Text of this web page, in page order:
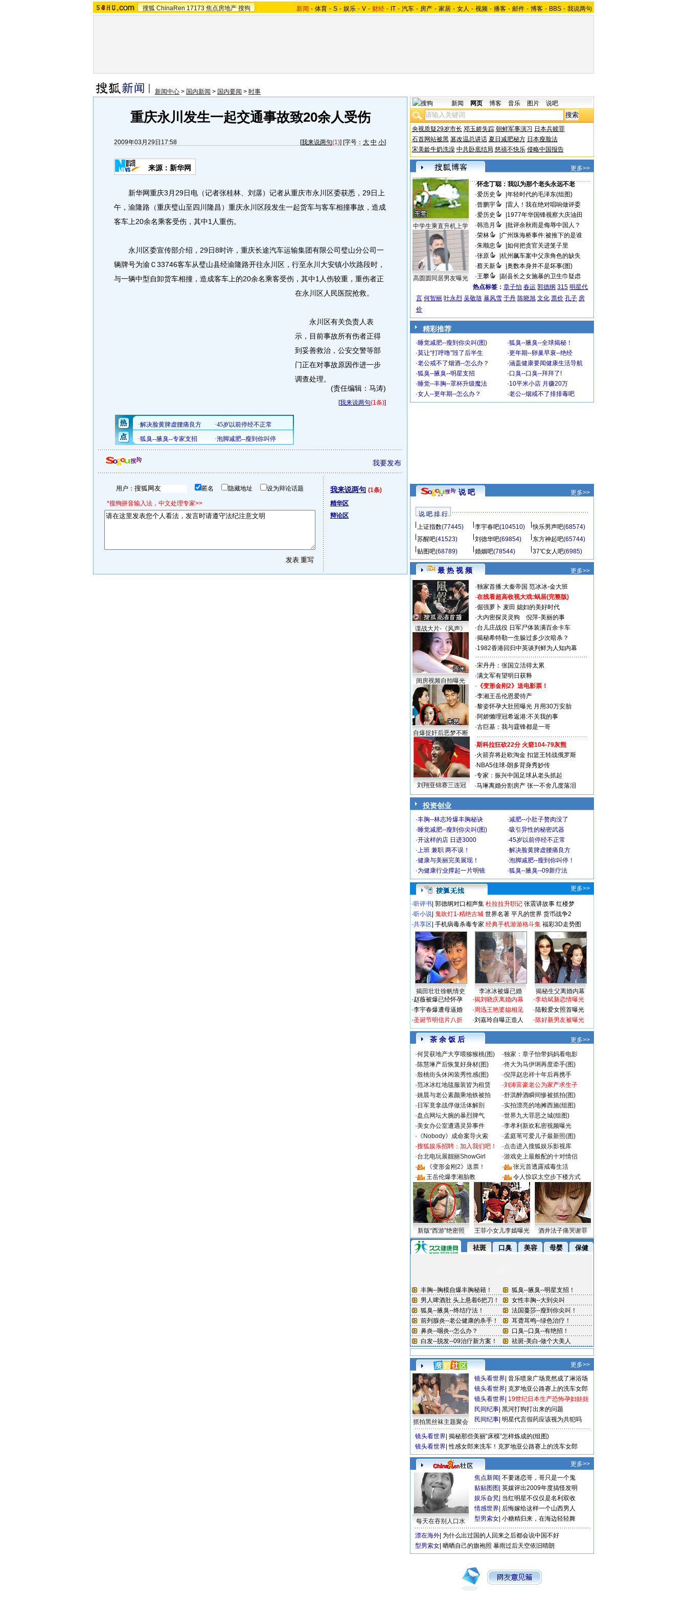
搜狐 ChinaRen 17173 焦点房地产 搜狗 新闻 - 体育 - S - 娱乐 - V - 财经 - IT - 汽车 - 房产 - 家居 - 女人 - 视频 - 播客 - 邮件 - 博客 - BBS - 我说两句
新闻中心 > 国内新闻 > 国内要闻 > 时事
重庆永川发生一起交通事故致20余人受伤
2009年03月29日17:58 [我来说两句(1)] [字号： 大 中 小]
来源：新华网
新华网重庆3月29日电（记者张桂林、刘潺）记者从重庆市永川区委获悉，29日上
午，渝隆路（重庆璧山至四川隆昌）重庆永川区段发生一起货车与客车相撞事故，造成
客车上20余名乘客受伤，其中1人重伤。
永川区委宣传部介绍，29日8时许，重庆长途汽车运输集团有限公司璧山分公司一
辆牌号为渝Ｃ33746客车从璧山县经渝隆路开往永川区，行至永川大安镇小坎路段时，
与一辆中型自卸货车相撞，造成客车上的20余名乘客受伤，其中1人伤较重，重伤者正
在永川区人民医院抢救。
永川区有关负责人表
示，目前事故所有伤者正得
到妥善救治，公安交警等部
门正在对事故原因作进一步
调查处理。
(责任编辑：马涛)
[我来说两句(1条)]
我要发布
用户： 匿名 隐藏地址 设为辩论话题
*搜狗拼音输入法，中文处理专家>>
我来说两句 (1条)
精华区
辩论区
新闻 网页 博客 音乐 图片 说吧
央视质疑29岁市长 邓玉娇失踪 朝鲜军事演习 日本兵赎罪
石首网站被黑 篡改温总讲话 夏日减肥秘方 日本瘦脸法
宋美龄牛奶洗澡 中共卧底结局 慈禧不快乐 侵略中国报告
更多>>
中学生乘直升机上学
高圆圆同居男友曝光
·怀念丁聪：我以为那个老头永远不老
·爱历史
年轻时代的毛泽东(组图)
·曾鹏宇
雷人！我在绝对唱响做评委
·爱历史
1977年华国锋视察大庆油田
·韩浩月
批评余秋雨是侮辱中国人？
·荣林
广州珠海桥事件:被推下的是谁
·朱顺忠
如何把贪官关进笼子里
·张原
杭州飙车案中父亲角色的缺失
·蔡天新
奥数本身并不是坏事(图)
·王攀
副县长之女施暴的卫生巾疑虑
热点标签： 章子怡 春运 郭德纲 315 明星代
言 何智丽 叶永烈 吴敬琏 暴风雪 于丹 陈晓旭 文化 票价 孔子 房
价
精彩推荐
·睡觉减肥--瘦到你尖叫(图) ·狐臭--腋臭--全球揭秘！
·莫让“打呼噜”毁了后半生 ·更年期--卵巢早衰--绝经
·老公戒不了烟酒--怎么办？ ·涵盖健康要闻健康生活导航
·狐臭--腋臭--明星支招 ·口臭--口臭--拜拜了!
·睡觉--丰胸--罩杯升级魔法 ·10平米小店 月赚20万
·女人--更年期--怎么办？ ·老公--烟戒不了排排毒吧
说 吧 更多>>
说 吧 排 行
上证指数(77445) 李宇春吧(104510) 快乐男声吧(68574)
苏醒吧(41523) 刘德华吧(69854) 东方神起吧(65744)
贴图吧(68789) 婚姻吧(78544) 37℃女人吧(6985)
最 热 视 频 更多>>
谍战大片-《风声》
闺房视频自拍曝光
自爆捉奸后恶梦不断
·独家首播:大秦帝国 范冰冰-金大班
·在线看超高收视大戏:蜗居(完整版)
·倔强萝卜 麦田 媳妇的美好时代
·大内密探灵灵狗
倪萍-美丽的事
·台儿庄战役 日军尸体装满百余卡车
·揭秘希特勒一生躲过多少次暗杀？
·1982香港回归中英谈判鲜为人知内幕
·宋丹丹：张国立活得太累
·满文军有望明日获释
· 《变形金刚2》送电影票！
·李湘王岳伦恩爱待产
·黎姿怀孕大肚照曝光 月用30万安胎
·阿娇懒理冠希返港:不关我的事
·古巨基：我与霆锋都是一哥
刘翔亚锦赛三连冠
·斯科拉狂砍22分 火箭104-79灰熊
·火箭弃将赴欧淘金 扣篮王转战俄罗斯
· NBA5佳球-朗多背身秀妙传
·专家：振兴中国足球从老头抓起
·马琳离婚分割房产 张一不舍几度落泪
投资创业
·丰胸--林志玲爆丰胸秘诀 ·减肥--小肚子赘肉没了
·睡觉减肥--瘦到你尖叫(图) ·吸引异性的秘密武器
·开这样的店 日进3000 ·45岁以前停经不正常
·上班 兼职 两不误！ ·解决脸黄脾虚腰痛良方
·健康与美丽完美展现！ ·泡脚减肥--瘦到你叫停！
·为健康行业撑起一片明镜 ·狐臭--腋臭--09新疗法
更多>>
·听评书 郭德纲对口相声集 杜拉拉升职记 张震讲故事 红楼梦
·听小说 鬼吹灯1-精绝古城 世界名著 平凡的世界 货币战争2
·共享区 手机病毒杀毒专家 经典手机游游格斗集 福彩3D走势图
揭田壮壮徐帆情史 李冰冰被爆已婚
揭秘生父离婚内幕
·赵薇被爆已经怀孕
·李宇春爆遭母逼婚
·圣诞节明信片八折
·揭刘晓庆离婚内幕
·周迅王艳婆媳相见
·刘嘉玲自曝正造人
·李幼斌新恋情曝光
·陆毅爱女照首曝光
·陈好新男友被曝光
茶 余 饭 后
更多>>
·何炅获地产大亨喂猕猴桃(图) ·独家：章子怡带妈妈看电影
·陈慧琳产后恢复好身材(图) ·佟大为马伊琍再度牵手(图)
·殷桃街头休闲装秀性感(图) ·倪萍赵忠祥十年后再携手
·范冰冰红地毯服装皆为租赁 ·刘涛富豪老公为家产求生子
·姚晨与老公素颜乘地铁被拍 ·舒淇醉酒瞬间惨被抓拍(图)
· 日军竟拿战俘做活体解剖 ·实拍漂亮的地摊西施(组图)
·盘点网坛大腕的暴烈脾气 ·世界九大罪恶之城(组图)
·美女办公室遭遇灵异事件 ·李孝利新欢私密视频曝光
· 《Nobody》成命案导火索 ·孟庭苇可爱儿子最新照(图)
·搜狐娱乐招聘：加入我们吧！ ·点击进入搜狐娱乐影视库
·台北电玩展靓丽ShowGirl ·游戏史上最般配的十对情侣
·
《变形金刚2》送票！ ·
张元首透露戒毒生活
·
王岳伦爆李湘胎教 · 令人惊叹太空步下楼方式
新版“西游”绝密照 王菲小女儿李嫣曝光 酒井法子痛哭谢罪
更多>>
抓拍黑丝袜主题聚会
镜头看世界 音乐喷泉广场竟然成了淋浴场
镜头看世界 克罗地亚公路赛上的洗车女郎
镜头看世界 19世纪日本生产恐怖孕妇娃娃
民间纪事 黑河打狗打出来的问题
民间纪事 明星代言假药应该视为共犯吗
镜头看世界 揭秘那些美丽“床模”怎样炼成的(组图)
镜头看世界 性感女郎来洗车！克罗地亚公路赛上的洗车女郎
更多>>
每天在吞别人口水
焦点新闻 不要迷恋哥，哥只是一个鬼
贴贴图图 英媒评出2009年度搞怪发明
娱乐旮旯 当红明星不仅仅是名利双收
情感世界 后悔嫁给这样一个山西男人
型男索女 小糖精归来，在海边轻轻舞
漂在海外 为什么出过国的人回来之后都会说中国不好
型男索女 晒晒自己的旗袍照 暴雨过后天空依旧晴朗